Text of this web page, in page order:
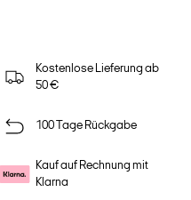
Kostenlose Lieferung ab
50 €
100 Tage Rückgabe
Kauf auf Rechnung mit
Klarna